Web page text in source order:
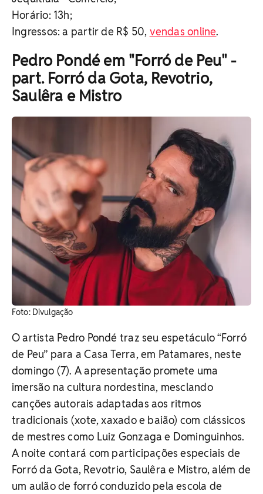
Horário: 13h;
Ingressos: a partir de R$ 50, vendas online.
Pedro Pondé em "Forró de Peu" -
part. Forró da Gota, Revotrio,
Saulêra e Mistro
Foto: Divulgação
O artista Pedro Pondé traz seu espetáculo “Forró
de Peu” para a Casa Terra, em Patamares, neste
domingo (7). A apresentação promete uma
imersão na cultura nordestina, mesclando
canções autorais adaptadas aos ritmos
tradicionais (xote, xaxado e baião) com clássicos
de mestres como Luiz Gonzaga e Dominguinhos.
A noite contará com participações especiais de
Forró da Gota, Revotrio, Saulêra e Mistro, além de
um aulão de forró conduzido pela escola de